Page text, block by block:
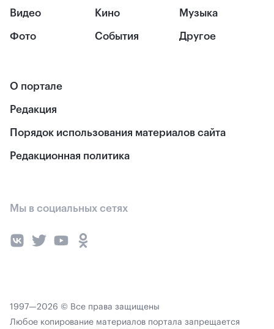
Видео
Фото
Кино
События
Музыка
Другое
О портале
Редакция
Порядок использования материалов сайта
Редакционная политика
Мы в социальных сетях
1997—2026 © Все права защищены
Любое копирование материалов портала запрещается